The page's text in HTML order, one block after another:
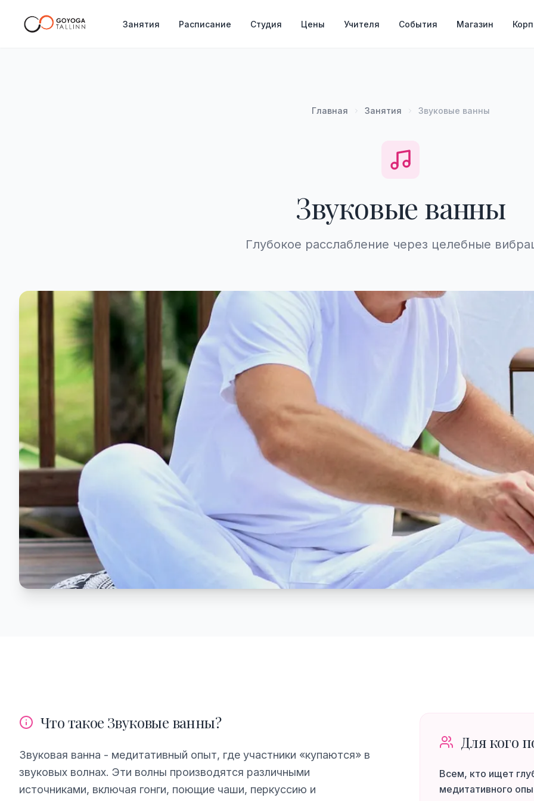
Занятия Расписание Студия Цены Учителя События Магазин
Главная Занятия Звуковые ванны
Звуковые ванны
Глубокое расслабление через целебные
Что такое Звуковые ванны?
Звуковая ванна - медитативный опыт, где участники «купаются» в
звуковых волнах. Эти волны производятся различными
источниками, включая гонги, поющие чаши, перкуссию и
Для кого
Всем, кто ищет
медитативного